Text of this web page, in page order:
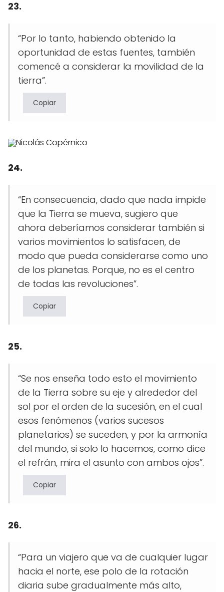
23.
“Por lo tanto, habiendo obtenido la
oportunidad de estas fuentes, también
comencé a considerar la movilidad de la
tierra”.
Copiar
24.
“En consecuencia, dado que nada impide
que la Tierra se mueva, sugiero que
ahora deberíamos considerar también si
varios movimientos lo satisfacen, de
modo que pueda considerarse como uno
de los planetas. Porque, no es el centro
de todas las revoluciones”.
Copiar
25.
“Se nos enseña todo esto el movimiento
de la Tierra sobre su eje y alrededor del
sol por el orden de la sucesión, en el cual
esos fenómenos (varios sucesos
planetarios) se suceden, y por la armonía
del mundo, si solo lo hacemos, como dice
el refrán, mira el asunto con ambos ojos”.
Copiar
26.
“Para un viajero que va de cualquier lugar
hacia el norte, ese polo de la rotación
diaria sube gradualmente más alto,